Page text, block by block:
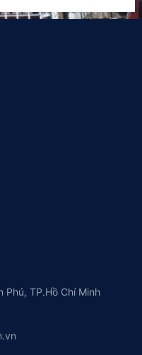
Phú, TP.Hồ Chí Minh